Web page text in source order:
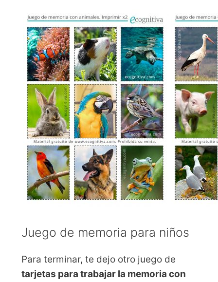
Juego de memoria para niños
Para terminar, te dejo otro juego de
tarjetas para trabajar la memoria con